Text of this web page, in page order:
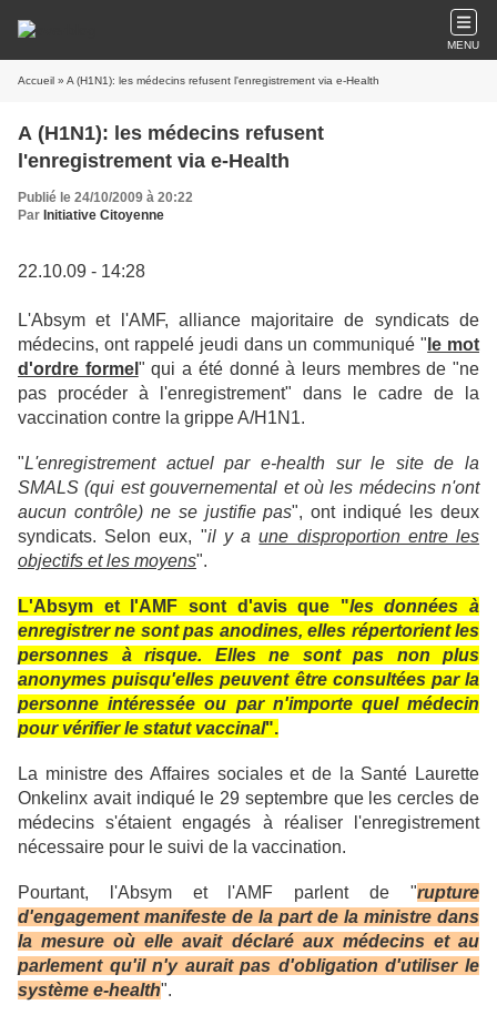
MENU
Accueil » A (H1N1): les médecins refusent l'enregistrement via e-Health
A (H1N1): les médecins refusent
l'enregistrement via e-Health
Publié le 24/10/2009 à 20:22
Par Initiative Citoyenne
22.10.09 - 14:28
L'Absym et l'AMF, alliance majoritaire de syndicats de
médecins, ont rappelé jeudi dans un communiqué " le mot
d'ordre formel " qui a été donné à leurs membres de "ne
pas procéder à l'enregistrement" dans le cadre de la
vaccination contre la grippe A/H1N1.
"L'enregistrement actuel par e-health sur le site de la
SMALS (qui est gouvernemental et où les médecins n'ont
aucun contrôle) ne se justifie pas", ont indiqué les deux
syndicats. Selon eux, "il y aune disproportion entre les
objectifs et les moyens".
L'Absym et l'AMF sont d'avis que "les données à
enregistrer ne sont pas anodines, elles répertorient les
personnes à risque. Elles ne sont pas non plus
anonymes puisqu'elles peuvent être consultées par la
personne intéressée ou par n'importe quel médecin
pour vérifier le statut vaccinal".
La ministre des Affaires sociales et de la Santé Laurette
Onkelinx avait indiqué le 29 septembre que les cercles de
médecins s'étaient engagés à réaliser l'enregistrement
nécessaire pour le suivi de la vaccination.
Pourtant, l'Absym et l'AMF parlent de "rupture
d'engagement manifeste de la part de la ministre dans
la mesure où elle avait déclaré aux médecins et au
parlement qu'il n'y aurait pas d'obligation d'utiliser le
système e-health".